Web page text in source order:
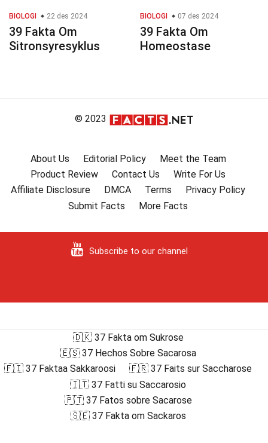
BIOLOGI 22 des 2024
39 Fakta Om
Sitronsyresyklus
BIOLOGI 07 des 2024
39 Fakta Om
Homeostase
© 2023
About Us Editorial Policy
Meet the Team
Product Review
Contact Us
Write For Us
Affiliate Disclosure
DMCA Terms
Privacy Policy
Submit Facts
More Facts
Subscribe to our channel
🇩🇰 37 Fakta om Sukrose
🇪🇸 37 Hechos Sobre Sacarosa
🇫🇮 37 Faktaa Sakkaroosi
🇫🇷 37 Faits sur Saccharose
🇮🇹 37 Fatti su Saccarosio
🇵🇹 37 Fatos sobre Sacarose
🇸🇪 37 Fakta om Sackaros